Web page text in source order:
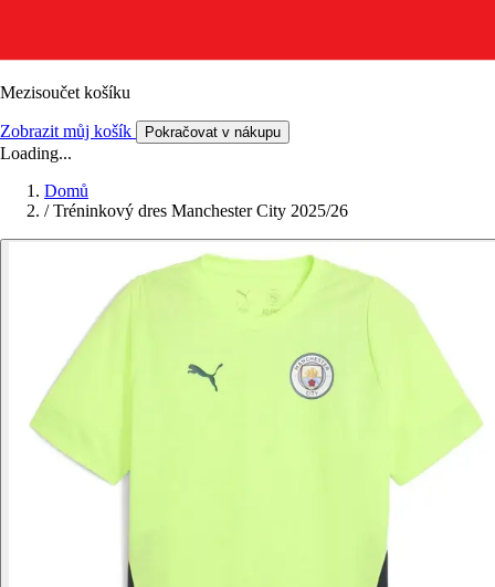
Mezisoučet košíku
Zobrazit můj košík Pokračovat v nákupu
Loading...
Domů
/ Tréninkový dres Manchester City 2025/26